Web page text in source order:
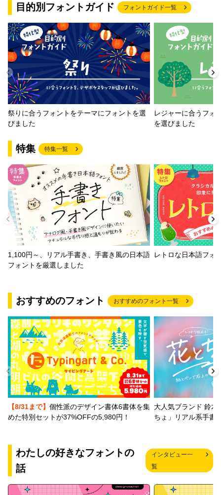
目的別フォントガイド フォントガイド一覧
祭りに合うフォントをテーマにフォントを選
びました
レジャーに合うフォ
を選びました
特集 特集一覧
1,100円～、リアル手書き、手書き風の日本語
フォントを厳選しました
レトロな日本語フォ
おすすめのフォント おすすめのフォント一覧
【8/31まで】 個性派のデザイン書体6書体を集
めた特別セットが37%OFFの5,980円！
大人気ブランド 鈴木
ちょ」リアル系手書
わたしの好きなフォントの
話
インタビュー一
覧